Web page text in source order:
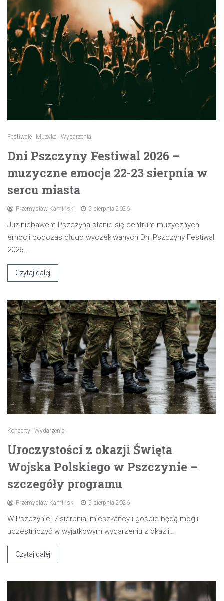
Festiwale Muzyka Wydarzenia
Dni Pszczyny Festiwal 2026 –
muzyczne emocje 22-23 sierpnia w
sercu miasta
Przemysław Kamiński 5 sierpnia 2026
Już niebawem Pszczyna stanie się centrum muzycznych
emocji podczas długo wyczekiwanych Dni Pszczyny Festiwal
2026.…
Czytaj dalej
Koncerty Wydarzenia
Uroczystości z okazji Święta
Wojska Polskiego w Pszczynie –
szczegóły programu
Przemysław Kamiński 5 sierpnia 2026
W Pszczynie, 7 sierpnia, mieszkańcy i goście będą mogli
uczestniczyć w wyjątkowym wydarzeniu z okazji…
Czytaj dalej